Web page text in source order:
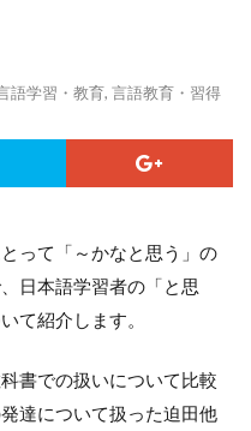
語学習・教育, 言語教育・習得
って「～かなと思う」の
日本語学習者の「と思
て紹介します。
書での扱いについて比較
達について扱った迫田他